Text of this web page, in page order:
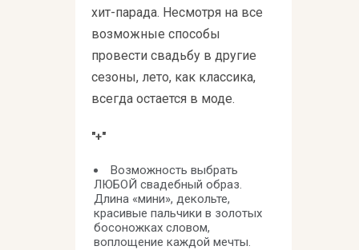
хит-парада. Несмотря на все
возможные способы
провести свадьбу в другие
сезоны, лето, как классика,
всегда остается в моде.
"+"
Возможность выбрать
ЛЮБОЙ свадебный образ.
Длина «мини», декольте,
красивые пальчики в золотых
босоножках словом,
воплощение каждой мечты.